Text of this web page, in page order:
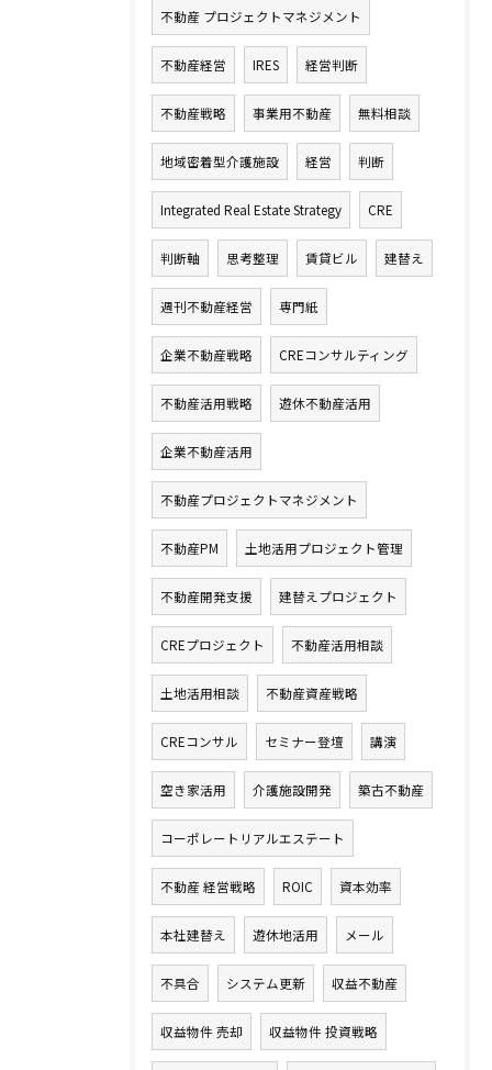
不動産 プロジェクトマネジメント
不動産経営 IRES 経営判断
不動産戦略 事業用不動産 無料相談
地域密着型介護施設 経営 判断
Integrated Real Estate Strategy CRE
判断軸 思考整理 賃貸ビル 建替え
週刊不動産経営 専門紙
企業不動産戦略 CREコンサルティング
不動産活用戦略 遊休不動産活用
企業不動産活用
不動産プロジェクトマネジメント
不動産PM 土地活用プロジェクト管理
不動産開発支援 建替えプロジェクト
CREプロジェクト 不動産活用相談
土地活用相談 不動産資産戦略
CREコンサル セミナー登壇 講演
空き家活用 介護施設開発 築古不動産
コーポレートリアルエステート
不動産 経営戦略 ROIC 資本効率
本社建替え 遊休地活用 メール
不具合 システム更新 収益不動産
収益物件 売却 収益物件 投資戦略